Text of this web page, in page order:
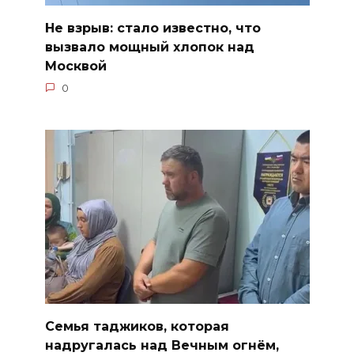
Не взрыв: стало известно, что
вызвало мощный хлопок над
Москвой
0
Семья таджиков, которая
надругалась над Вечным огнём,